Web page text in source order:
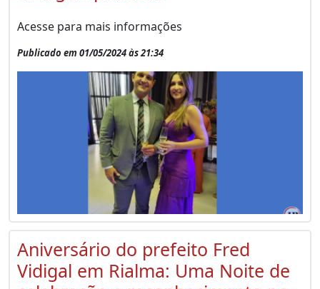
Acesse para mais informações
Publicado em 01/05/2024 às 21:34
Aniversário do prefeito Fred
Vidigal em Rialma: Uma Noite de